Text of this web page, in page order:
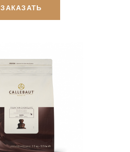
ЗАКАЗАТЬ